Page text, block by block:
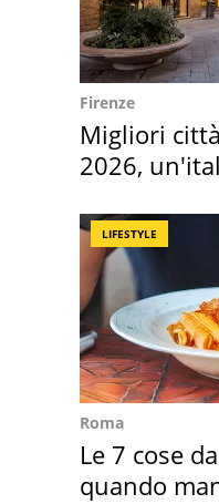
Firenze
Migliori
2026,
LIFESTYLE
Roma
Le 7 cose
quando